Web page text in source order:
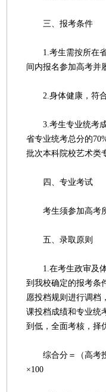
三、报考条件
1.考生需按所在省
间内报名参加高考并
2.身体健康，符合
3.考生专业统考成
省专业统考总分的
批次本科院校艺术类
四、专业考试
考生须参加高考所
五、录取原则
1.在考生政审及体
到我校确定的报考条
愿投档规则进行调档
课投档成绩和专业统
到低，全面考核，择
综合分＝（高考投
×100